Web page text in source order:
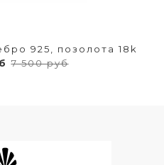
925, позолота 18k
7 500 руб